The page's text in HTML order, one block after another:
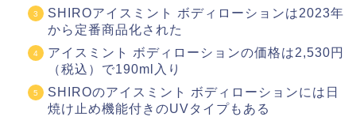
SHIROアイスミント ボディローションは2023年
から定番商品化された
アイスミント ボディローションの価格は2,530円
（税込）で190ml入り
SHIROのアイスミント ボディローションには日
焼け止め機能付きのUVタイプもある